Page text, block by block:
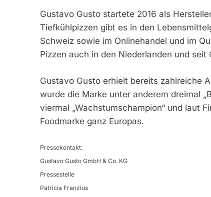
Gustavo Gusto startete 2016 als
Tiefkühlpizzen gibt es in den
Schweiz sowie im Onlinehandel und im
Pizzen auch in den Niederlanden und
Gustavo Gusto erhielt bereits zahlreiche
wurde die Marke unter anderem dreimal
viermal „Wachstumschampion“ und laut
Foodmarke ganz Europas.
Pressekontakt:
Gustavo Gusto GmbH & Co. KG
Pressestelle
Patricia Franzius